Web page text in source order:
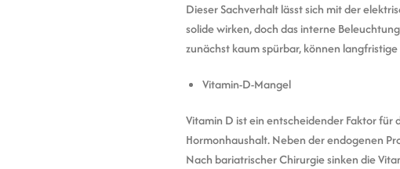
Dieser Sachverhalt lässt sich mit der
solide wirken, doch das interne
zunächst kaum spürbar, können
Vitamin-D-Mangel
Vitamin D ist ein entscheidender Faktor für
Hormonhaushalt. Neben der endogenen
Nach bariatrischer Chirurgie sinken die